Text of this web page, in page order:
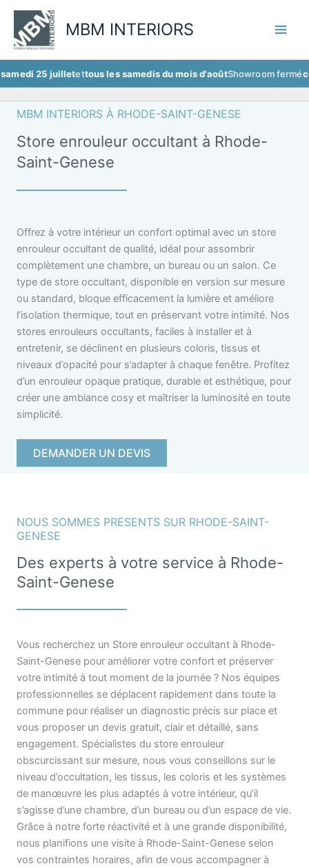
Aller
contenu
MBM INTERIORS
juillet ettous les samedis du mois d'aoûtShowroom ferméce
MBM INTERIORS À RHODE-SAINT-GENESE
Store enrouleur occultant à Rhode-
Saint-Genese
Offrez à votre intérieur un confort optimal avec un store
enrouleur occultant de qualité, idéal pour assombrir
complètement une chambre, un bureau ou un salon. Ce
type de store occultant, disponible en version sur mesure
ou standard, bloque efficacement la lumière et améliore
l’isolation thermique, tout en préservant votre intimité. Nos
stores enrouleurs occultants, faciles à installer et à
entretenir, se déclinent en plusieurs coloris, tissus et
niveaux d’opacité pour s’adapter à chaque fenêtre. Profitez
d’un enrouleur opaque pratique, durable et esthétique, pour
créer une ambiance cosy et maîtriser la luminosité en toute
simplicité.
DEMANDER UN DEVIS
NOUS SOMMES PRESENTS SUR RHODE-SAINT-
GENESE
Des experts à votre service à Rhode-
Saint-Genese
Vous recherchez un Store enrouleur occultant à Rhode-
Saint-Genese pour améliorer votre confort et préserver
votre intimité à tout moment de la journée ? Nos équipes
professionnelles se déplacent rapidement dans toute la
commune pour réaliser un diagnostic précis sur place et
vous proposer un devis gratuit, clair et détaillé, sans
engagement. Spécialistes du store enrouleur
obscurcissant sur mesure, nous vous conseillons sur le
niveau d’occultation, les tissus, les coloris et les systèmes
de manœuvre les plus adaptés à votre intérieur, qu’il
s’agisse d’une chambre, d’un bureau ou d’un espace de vie.
Grâce à notre forte réactivité et à une grande disponibilité,
nous planifions une visite à Rhode-Saint-Genese selon
vos contraintes horaires, afin de vous accompagner à